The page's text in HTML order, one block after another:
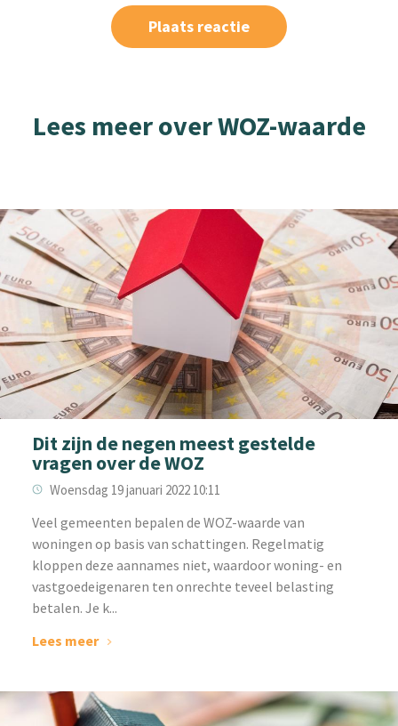
Lees meer over WOZ-waarde
Dit zijn de negen meest gestelde
vragen over de WOZ
Woensdag 19 januari 2022 10:11
Veel gemeenten bepalen de WOZ-waarde van
woningen op basis van schattingen. Regelmatig
kloppen deze aannames niet, waardoor woning- en
vastgoedeigenaren ten onrechte teveel belasting
betalen. Je k...
Lees meer